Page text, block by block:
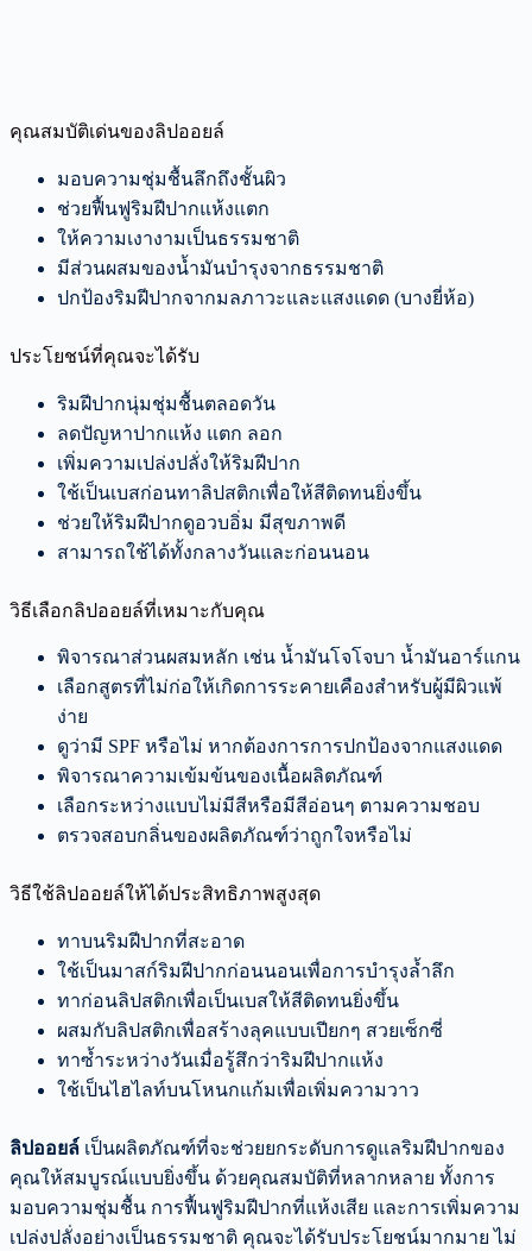
คุณสมบัติเด่นของลิปออยล์
มอบความชุ่มชื้นลึกถึงชั้นผิว
ช่วยฟื้นฟูริมฝีปากแห้งแตก
ให้ความเงางามเป็นธรรมชาติ
มีส่วนผสมของน้ำมันบำรุงจากธรรมชาติ
ปกป้องริมฝีปากจากมลภาวะและแสงแดด (บางยี่ห้อ)
ประโยชน์ที่คุณจะได้รับ
ริมฝีปากนุ่มชุ่มชื้นตลอดวัน
ลดปัญหาปากแห้ง แตก ลอก
เพิ่มความเปล่งปลั่งให้ริมฝีปาก
ใช้เป็นเบสก่อนทาลิปสติกเพื่อให้สีติดทนยิ่งขึ้น
ช่วยให้ริมฝีปากดูอวบอิ่ม มีสุขภาพดี
สามารถใช้ได้ทั้งกลางวันและก่อนนอน
วิธีเลือกลิปออยล์ที่เหมาะกับคุณ
พิจารณาส่วนผสมหลัก เช่น น้ำมันโจโจบา น้ำมันอาร์แกน
เลือกสูตรที่ไม่ก่อให้เกิดการระคายเคืองสำหรับผู้มีผิวแพ้
ง่าย
ดูว่ามี SPF หรือไม่ หากต้องการการปกป้องจากแสงแดด
พิจารณาความเข้มข้นของเนื้อผลิตภัณฑ์
เลือกระหว่างแบบไม่มีสีหรือมีสีอ่อนๆ ตามความชอบ
ตรวจสอบกลิ่นของผลิตภัณฑ์ว่าถูกใจหรือไม่
วิธีใช้ลิปออยล์ให้ได้ประสิทธิภาพสูงสุด
ทาบนริมฝีปากที่สะอาด
ใช้เป็นมาสก์ริมฝีปากก่อนนอนเพื่อการบำรุงล้ำลึก
ทาก่อนลิปสติกเพื่อเป็นเบสให้สีติดทนยิ่งขึ้น
ผสมกับลิปสติกเพื่อสร้างลุคแบบเปียกๆ สวยเซ็กซี่
ทาซ้ำระหว่างวันเมื่อรู้สึกว่าริมฝีปากแห้ง
ใช้เป็นไฮไลท์บนโหนกแก้มเพื่อเพิ่มความวาว
ลิปออยล์ เป็นผลิตภัณฑ์ที่จะช่วยยกระดับการดูแลริมฝีปากของ
คุณให้สมบูรณ์แบบยิ่งขึ้น ด้วยคุณสมบัติที่หลากหลาย ทั้งการ
มอบความชุ่มชื้น การฟื้นฟูริมฝีปากที่แห้งเสีย และการเพิ่มความ
เปล่งปลั่งอย่างเป็นธรรมชาติ คุณจะได้รับประโยชน์มากมาย ไม่